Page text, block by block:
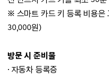
※ 스마트 카드 키 등록 비용은
30,000원)
방문 시 준비물
· 자동차 등록증